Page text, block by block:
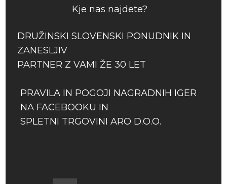
Kje nas najdete?
DRUŽINSKI SLOVENSKI PONUDNIK IN
ZANESLJIV
PARTNER Z VAMI ŽE 30 LET
PRAVILA IN POGOJI NAGRADNIH IGER
NA FACEBOOKU IN
SPLETNI TRGOVINI ARO D.O.O.